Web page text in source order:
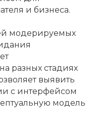
и бизнеса.
модерируемых
разных стадиях
выявить
с интерфейсом
модель